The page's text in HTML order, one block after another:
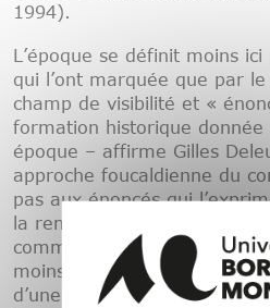
1994).
L’époque se définit moins
qui l’ont marquée que par
champ de visibilité et «
formation historique donnée
époque – affirme Gilles
approche foucaldienne du
pas aux énoncés qui
la remplissent » (2004). Le
communications de ce
moins la reconstitution de
d’une pensée politique, des